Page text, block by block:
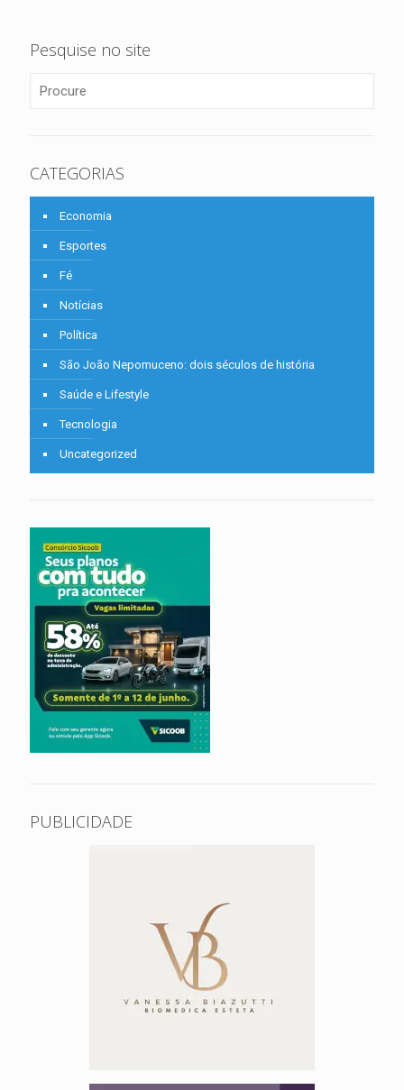
Pesquise no site
CATEGORIAS
Economia
Esportes
Fé
Notícias
Política
São João Nepomuceno: dois séculos de história
Saúde e Lifestyle
Tecnologia
Uncategorized
PUBLICIDADE